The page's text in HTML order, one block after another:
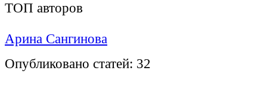
ТОП авторов
Арина Сангинова
Опубликовано статей: 32